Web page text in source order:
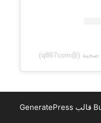
قالب GeneratePress